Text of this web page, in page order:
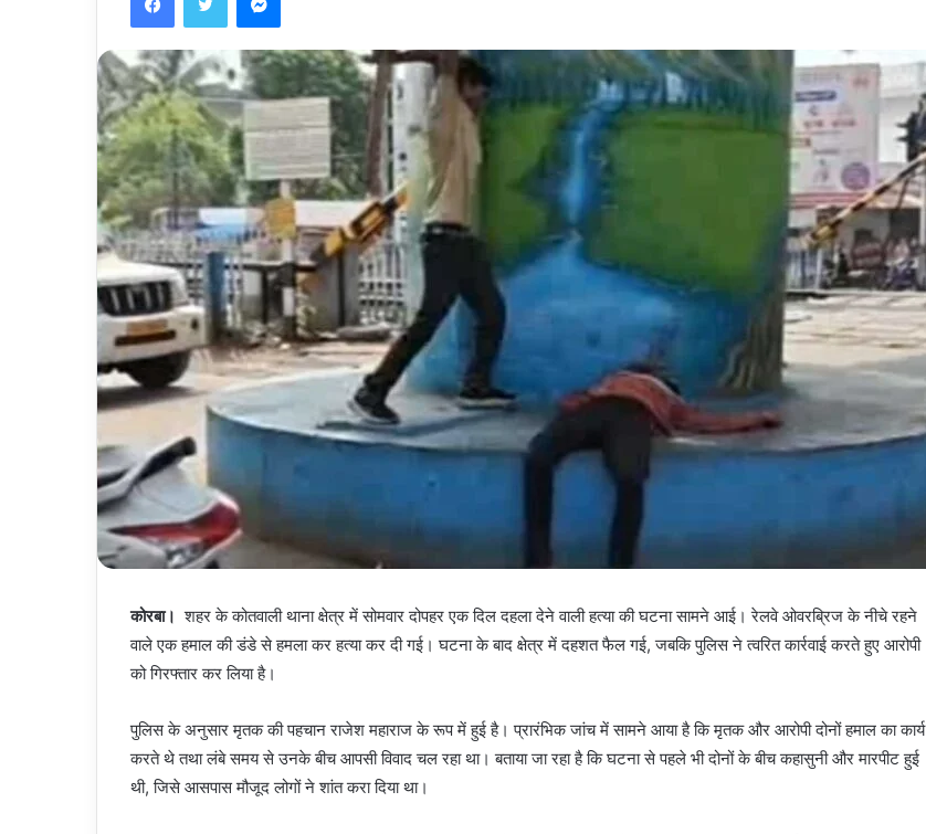
कोरबा। शहर के कोतवाली थाना क्षेत्र में सोमवार दोपहर एक दिल दहला देने वाली हत्या की घटना सामने आई। रेलवे ओवरब्रिज के नीचे रहने
वाले एक हमाल की डंडे से हमला कर हत्या कर दी गई। घटना के बाद क्षेत्र में दहशत फैल गई, जबकि पुलिस ने त्वरित कार्रवाई करते हुए आरोपी
को गिरफ्तार कर लिया है।
पुलिस के अनुसार मृतक की पहचान राजेश महाराज के रूप में हुई है। प्रारंभिक जांच में सामने आया है कि मृतक और आरोपी दोनों हमाल का कार्य
करते थे तथा लंबे समय से उनके बीच आपसी विवाद चल रहा था। बताया जा रहा है कि घटना से पहले भी दोनों के बीच कहासुनी और मारपीट हुई
थी, जिसे आसपास मौजूद लोगों ने शांत करा दिया था।